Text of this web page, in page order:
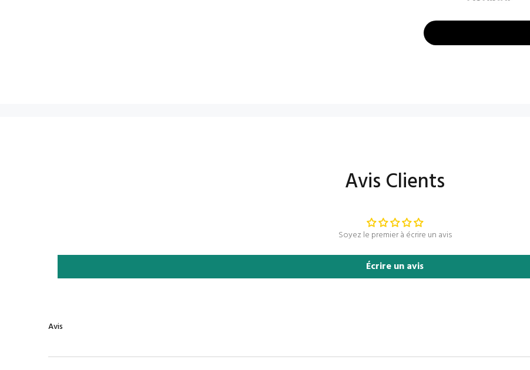
Avis Clients
Soyez le premier à écrire un avis
Écrire un avis
Avis